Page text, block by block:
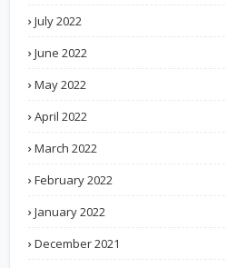
July 2022
June 2022
May 2022
April 2022
March 2022
February 2022
January 2022
December 2021